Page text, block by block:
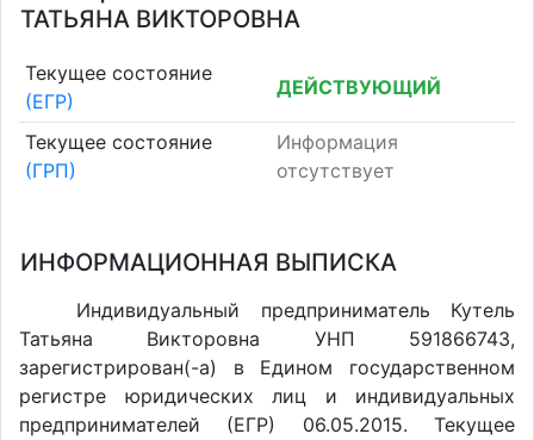
ТАТЬЯНА ВИКТОРОВНА
Текущее состояние
(ЕГР)
ДЕЙСТВУЮЩИЙ
Текущее состояние
(ГРП)
Информация
отсутствует
ИНФОРМАЦИОННАЯ ВЫПИСКА
Индивидуальный предприниматель Кутель
Татьяна Викторовна УНП 591866743,
зарегистрирован(-а) в Едином государственном
регистре юридических лиц и индивидуальных
предпринимателей (ЕГР) 06.05.2015. Текущее